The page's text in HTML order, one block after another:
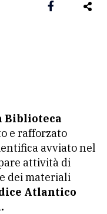
Biblioteca
e rafforzato
avviato nel
attività di
dei materiali
Atlantico